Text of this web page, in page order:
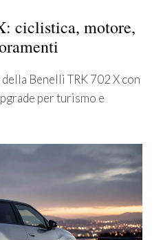
ciclistica, motore,
Benelli TRK 702 X con
per turismo e